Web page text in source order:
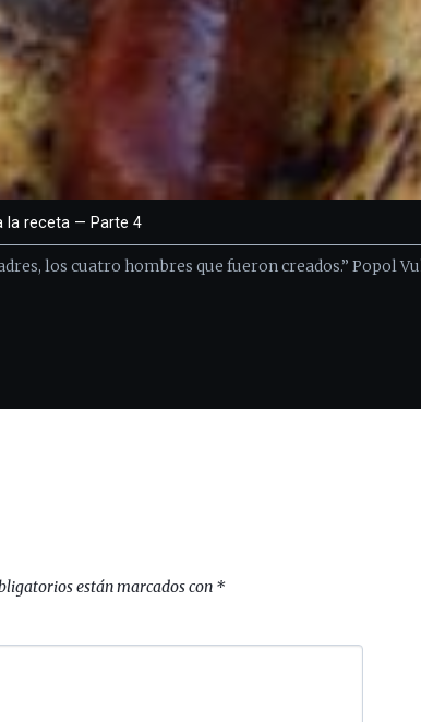
la receta — Parte 4
los cuatro hombres que fueron creados.” Popol
están marcados con *